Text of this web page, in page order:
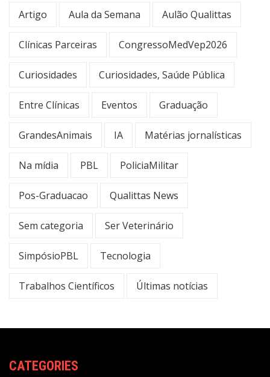
Artigo Aula da Semana Aulão Qualittas
Clínicas Parceiras CongressoMedVep2026
Curiosidades Curiosidades, Saúde Pública
Entre Clínicas Eventos Graduação
GrandesAnimais IA Matérias jornalísticas
Na mídia PBL PoliciaMilitar
Pos-Graduacao Qualittas News
Sem categoria Ser Veterinário
SimpósioPBL Tecnologia
Trabalhos Científicos Últimas notícias
CATEGORIES